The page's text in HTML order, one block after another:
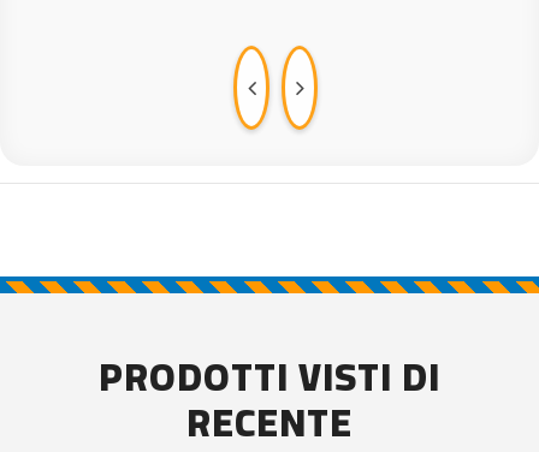
PRODOTTI VISTI DI
RECENTE